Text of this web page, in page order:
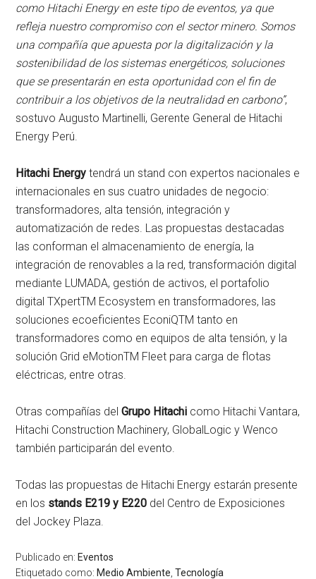
como Hitachi Energy en este tipo de eventos, ya que
refleja nuestro compromiso con el sector minero. Somos
una compañía que apuesta por la digitalización y la
sostenibilidad de los sistemas energéticos, soluciones
que se presentarán en esta oportunidad con el fin de
contribuir a los objetivos de la neutralidad en carbono”,
sostuvo Augusto Martinelli, Gerente General de Hitachi
Energy Perú.
Hitachi Energy tendrá un stand con expertos nacionales e
internacionales en sus cuatro unidades de negocio:
transformadores, alta tensión, integración y
automatización de redes. Las propuestas destacadas
las conforman el almacenamiento de energía, la
integración de renovables a la red, transformación digital
mediante LUMADA, gestión de activos, el portafolio
digital TXpertTM Ecosystem en transformadores, las
soluciones ecoeficientes EconiQTM tanto en
transformadores como en equipos de alta tensión, y la
solución Grid eMotionTM Fleet para carga de flotas
eléctricas, entre otras.
Otras compañías delGrupo Hitachi como Hitachi Vantara,
Hitachi Construction Machinery, GlobalLogic y Wenco
también participarán del evento.
Todas las propuestas de Hitachi Energy estarán presente
en los stands E219 y E220 del Centro de Exposiciones
del Jockey Plaza.
Publicado en: Eventos
Etiquetado como: Medio Ambiente ,Tecnología